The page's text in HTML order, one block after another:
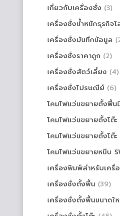
เกี่ยวกับเครื่องชั่ง (3)
เครื่องชั่งน้ำหนักธุรกิจ
เครื่องชั่งบันทึกข้อมูล
เครื่องชั่งราคาถูก (2)
เครื่องชั่งสัตว์เลี้ยง (4)
เครื่องชั่งไปรษณีย์ (6)
โคมไฟแว่นขยายตั้งพื้น
โคมไฟแว่นขยายตั้งโต๊ะ
โคมไฟแว่นขยายตั้งโต๊ะ
โคมไฟแว่นขยายหนีบ
เครื่องพิมพ์สำหรับเครื่
เครื่องชั่งตั้งพื้น (39)
เครื่องชั่งตั้งพื้นขนาดใ